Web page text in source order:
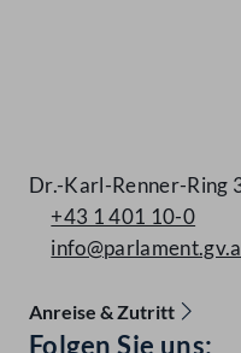
Accessibility
Dr.-Karl-Renner-Ring
+43 1 401 10-0
Anreise & Zutritt
Folgen Sie uns: